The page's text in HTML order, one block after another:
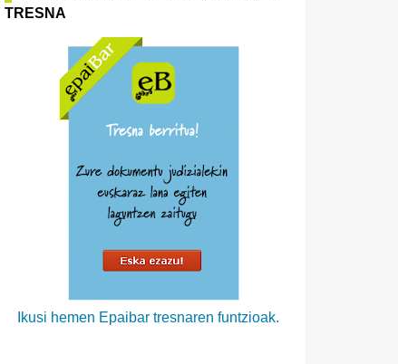
TRESNA
Ikusi hemen Epaibar tresnaren funtzioak.